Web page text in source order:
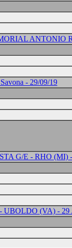
ANTONIO
- 29/09/19
G/E - RHO (MI)
(VA) - 29